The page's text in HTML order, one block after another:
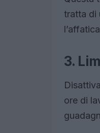
tratta di
3.
ore di